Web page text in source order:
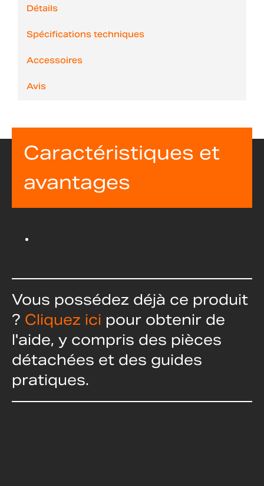
Détails
Spécifications techniques
Accessoires
Avis
Caractéristiques et
avantages
Vous possédez déjà ce produit
? Cliquez ici pour obtenir de
l'aide, y compris des pièces
détachées et des guides
pratiques.